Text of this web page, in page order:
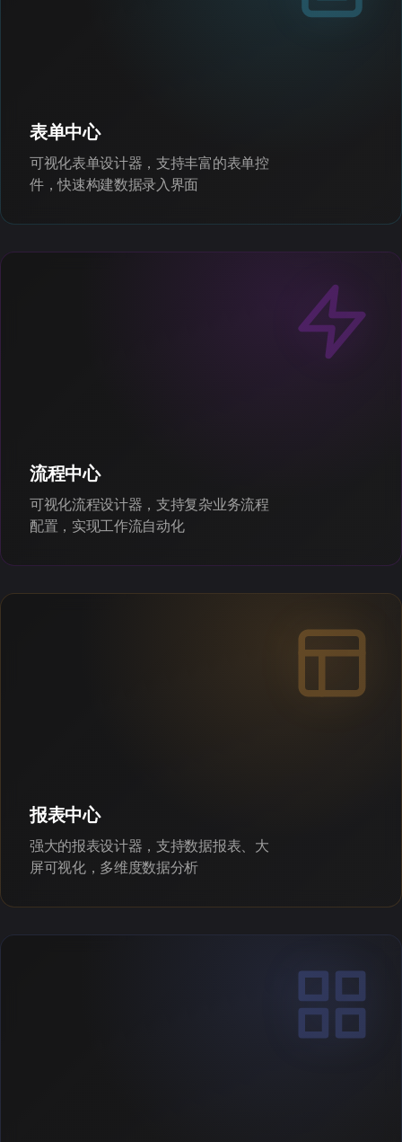
表单中心
可视化表单设计器，支持丰富的表单控
件，快速构建数据录入界面
流程中心
可视化流程设计器，支持复杂业务流程
配置，实现工作流自动化
报表中心
强大的报表设计器，支持数据报表、大
屏可视化，多维度数据分析